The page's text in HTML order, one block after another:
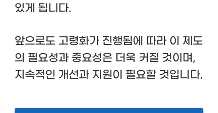
있게 됩니다.
앞으로도 고령화가 진행됨에 따라 이 제도
의 필요성과 중요성은 더욱 커질 것이며,
지속적인 개선과 지원이 필요할 것입니다.